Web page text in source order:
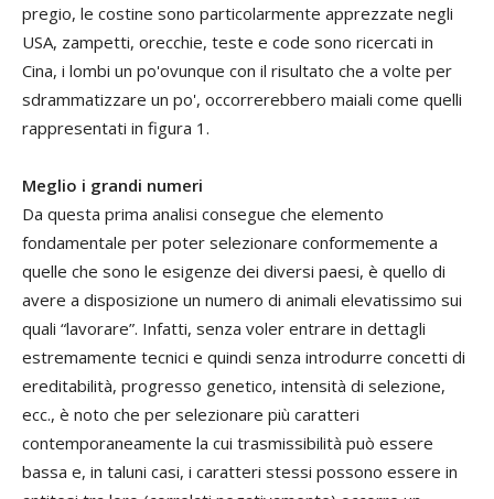
pregio, le costine sono particolarmente apprezzate negli
USA, zampetti, orecchie, teste e code sono ricercati in
Cina, i lombi un po'ovunque con il risultato che a volte per
sdrammatizzare un po', occorrerebbero maiali come quelli
rappresentati in figura 1.
Meglio i grandi numeri
Da questa prima analisi consegue che elemento
fondamentale per poter selezionare conformemente a
quelle che sono le esigenze dei diversi paesi, è quello di
avere a disposizione un numero di animali elevatissimo sui
quali “lavorare”. Infatti, senza voler entrare in dettagli
estremamente tecnici e quindi senza introdurre concetti di
ereditabilità, progresso genetico, intensità di selezione,
ecc., è noto che per selezionare più caratteri
contemporaneamente la cui trasmissibilità può essere
bassa e, in taluni casi, i caratteri stessi possono essere in